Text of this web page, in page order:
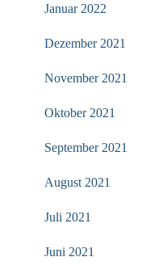
Januar 2022
Dezember 2021
November 2021
Oktober 2021
September 2021
August 2021
Juli 2021
Juni 2021